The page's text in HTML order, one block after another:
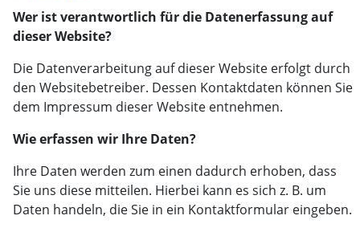
Wer ist verantwortlich für die Datenerfassung auf
dieser Website?
Die Datenverarbeitung auf dieser Website erfolgt durch
den Websitebetreiber. Dessen Kontaktdaten können Sie
dem Impressum dieser Website entnehmen.
Wie erfassen wir Ihre Daten?
Ihre Daten werden zum einen dadurch erhoben, dass
Sie uns diese mitteilen. Hierbei kann es sich z. B. um
Daten handeln, die Sie in ein Kontaktformular eingeben.